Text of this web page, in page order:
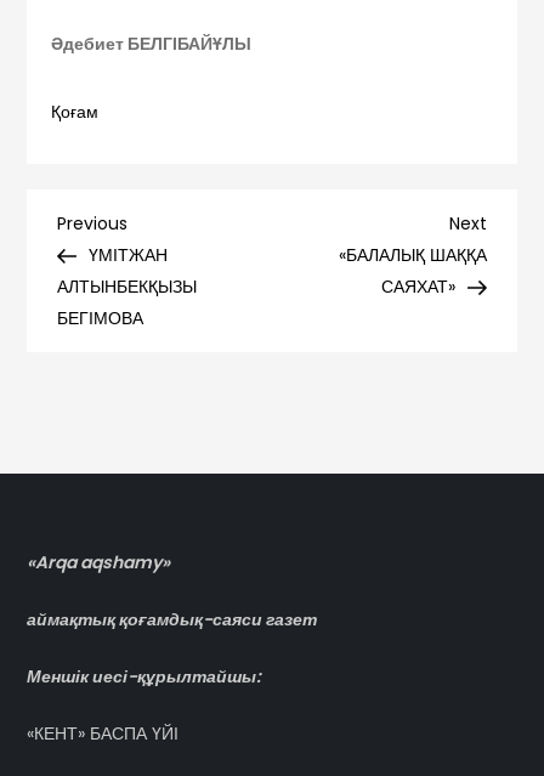
Әдебиет БЕЛГІБАЙҰЛЫ
Қоғам
Навигация
по
Previous
Post
Previous
ҮМІТЖАН
АЛТЫНБЕКҚЫЗЫ
БЕГІМОВА
Next
Post
Next
«БАЛАЛЫҚ ШАҚҚА
САЯХАТ»
«Arqa aqshamy»
аймақтық қоғамдық-саяси газет
Меншік иесі-құрылтайшы:
«КЕНТ» БАСПА ҮЙІ